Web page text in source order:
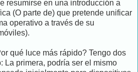
resumirse en una introducción a
(O parte de) que pretende unificar
operativo a través de su
qué luce más rápido? Tengo dos
La primera, podría ser el mismo